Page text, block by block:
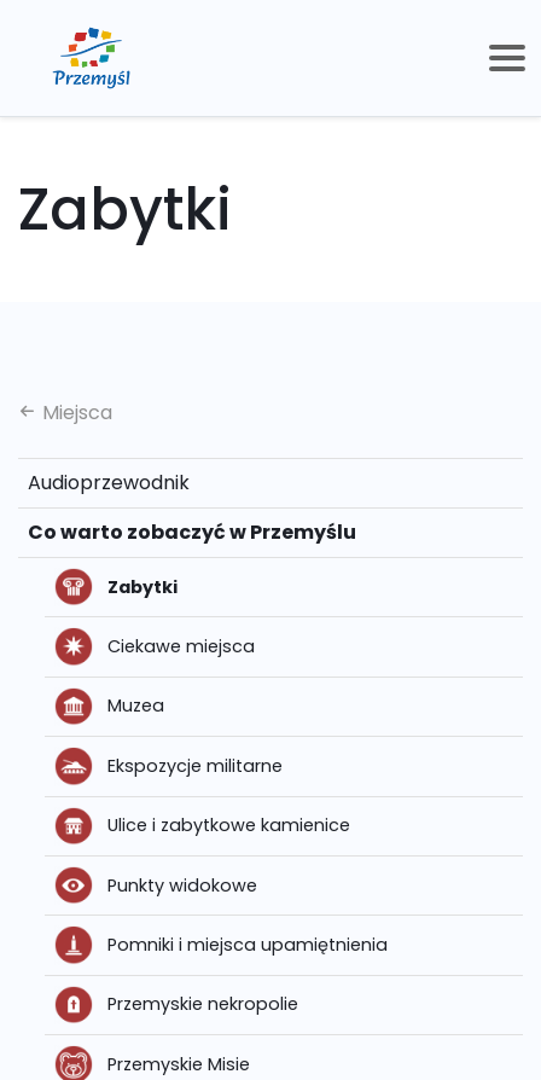
Zabytki
Miejsca
Audioprzewodnik
Co warto zobaczyć w Przemyślu
Zabytki
Ciekawe miejsca
Muzea
Ekspozycje militarne
Ulice i zabytkowe kamienice
Punkty widokowe
Pomniki i miejsca upamiętnienia
Przemyskie nekropolie
Przemyskie Misie